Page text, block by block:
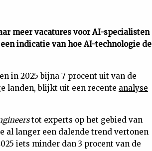
meer vacatures voor AI-specialisten
indicatie van hoe AI-technologie de
in 2025 bijna 7 procent uit van de
landen, blijkt uit een recente analyse
tot experts op het gebied van
al langer een dalende trend vertonen
iets minder dan 3 procent van de